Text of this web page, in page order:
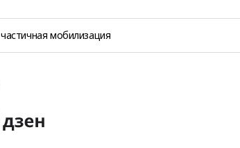
частичная мобилизация